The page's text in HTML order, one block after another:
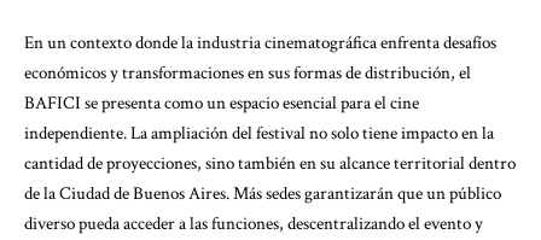
En un contexto donde la industria cinematográfica enfrenta desafíos
económicos y transformaciones en sus formas de distribución, el
BAFICI se presenta como un espacio esencial para el cine
independiente. La ampliación del festival no solo tiene impacto en la
cantidad de proyecciones, sino también en su alcance territorial dentro
de la Ciudad de Buenos Aires. Más sedes garantizarán que un público
diverso pueda acceder a las funciones, descentralizando el evento y